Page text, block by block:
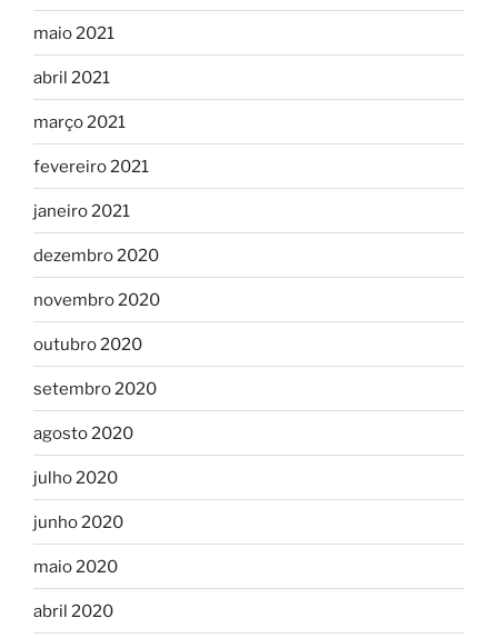
maio 2021
abril 2021
março 2021
fevereiro 2021
janeiro 2021
dezembro 2020
novembro 2020
outubro 2020
setembro 2020
agosto 2020
julho 2020
junho 2020
maio 2020
abril 2020